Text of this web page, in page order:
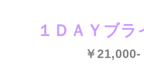
１ＤＡＹブラ
￥21,000-